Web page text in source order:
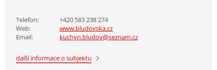
Telefon:
+420 583 238 274
Web:
www.bludovska.cz
Email:
kuchyn.bludov@seznam.cz
další informace o subjektu